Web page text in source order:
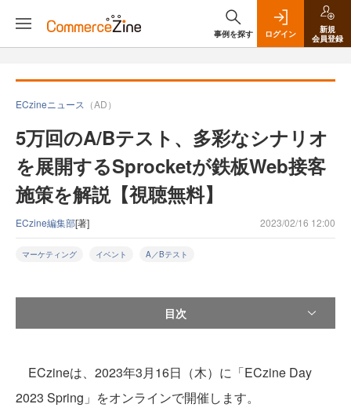
事例を探す ログイン
新規
会員登録
ECzineニュース （AD）
5万回のA/Bテスト、多彩なシナリオ
を展開するSprocketが鉄板Web接客
施策を解説【視聴無料】
ECzine編集部[著] 2023/02/16 12:00
マーケティング イベント A／Bテスト
目次
ECzineは、2023年3月16日（木）に「ECzine Day
2023 Spring」をオンラインで開催します。